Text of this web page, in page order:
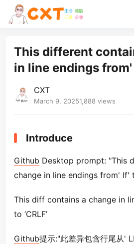
This different
in line endings
CXT
March 9, 20251,888 views
Introduce
Github Desktop prompt: "This
change in line endings from' lf'
This diff contains a change in
to ‘CRLF’
Github提示:"此差异包含行尾从'